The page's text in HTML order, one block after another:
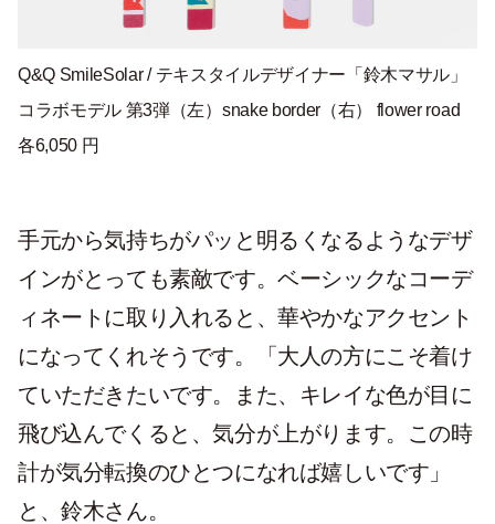
Q&Q SmileSolar / テキスタイルデザイナー「鈴木マサル」
コラボモデル 第3弾（左）snake border（右） flower road
各6,050 円
手元から気持ちがパッと明るくなるようなデザ
インがとっても素敵です。ベーシックなコーデ
ィネートに取り入れると、華やかなアクセント
になってくれそうです。「大人の方にこそ着け
ていただきたいです。また、キレイな色が目に
飛び込んでくると、気分が上がります。この時
計が気分転換のひとつになれば嬉しいです」
と、鈴木さん。